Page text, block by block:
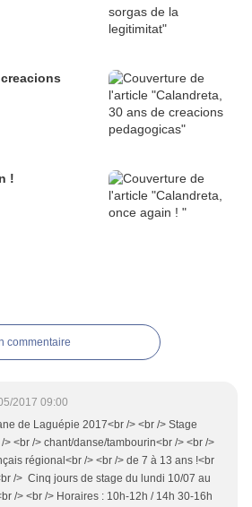
!
commentaire
2017 09:00
de Laguépie 2017<br /> <br /> Stage
> <br /> chant/danse/tambourin<br /> <br />
régional<br /> <br /> de 7 à 13 ans !<br
/> Cinq jours de stage du lundi 10/07 au
/> <br /> Horaires : 10h-12h / 14h 30-16h